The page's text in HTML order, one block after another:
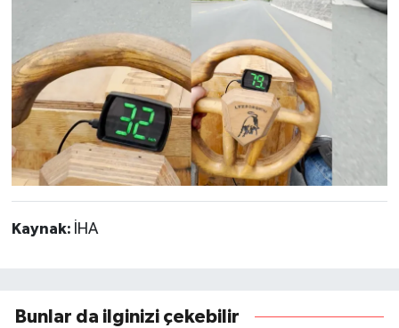
Kaynak: İHA
Bunlar da ilginizi çekebilir